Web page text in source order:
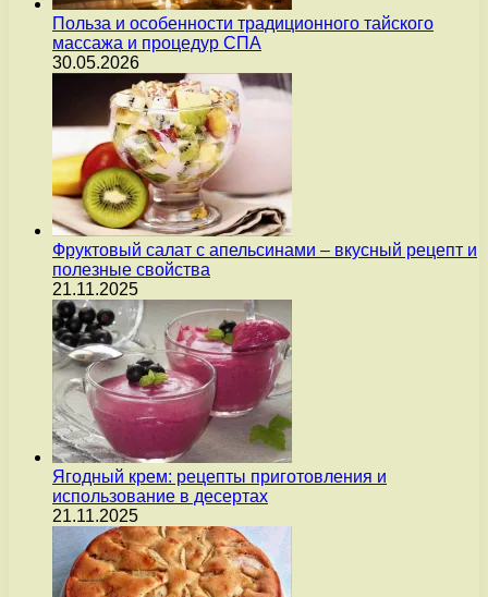
Польза и особенности традиционного тайского
массажа и процедур СПА
30.05.2026
Фруктовый салат с апельсинами – вкусный рецепт и
полезные свойства
21.11.2025
Ягодный крем: рецепты приготовления и
использование в десертах
21.11.2025